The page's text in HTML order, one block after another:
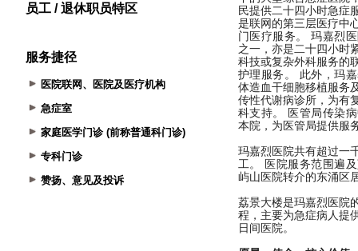
员工 / 退休职员特区
服务捷径
医院联网、医院及医疗机构
急症室
家庭医学门诊 (前称普通科门诊)
专科门诊
赞扬、意见及投诉